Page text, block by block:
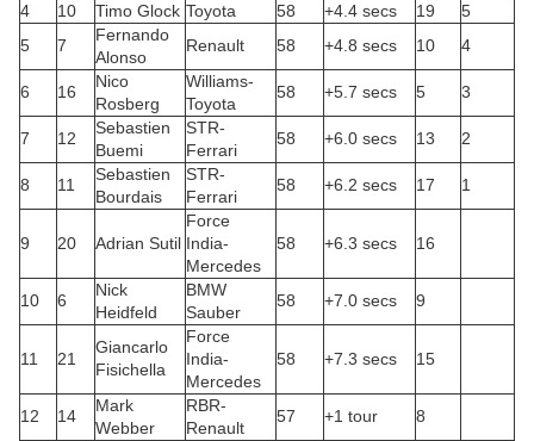
4
10 Timo Glock Toyota 58 +4.4 secs 19
5
5
7
Fernando
Alonso
Renault 58 +4.8 secs 10 4
6 16
Nico
Rosberg
Williams-
Toyota
58 +5.7 secs 5 3
7 12
Sebastien
Buemi
STR-
Ferrari
58 +6.0 secs 13 2
8 11
Sebastien
Bourdais
STR-
Ferrari
58 +6.2 secs 17 1
9 20 Adrian Sutil
Force
India-
Mercedes
58 +6.3 secs 16
10 6
Nick
Heidfeld
BMW
Sauber
58 +7.0 secs 9
11 21
Giancarlo
Fisichella
Force
India-
Mercedes
58 +7.3 secs 15
12 14
Mark
Webber
RBR-
Renault
57 +1 tour 8